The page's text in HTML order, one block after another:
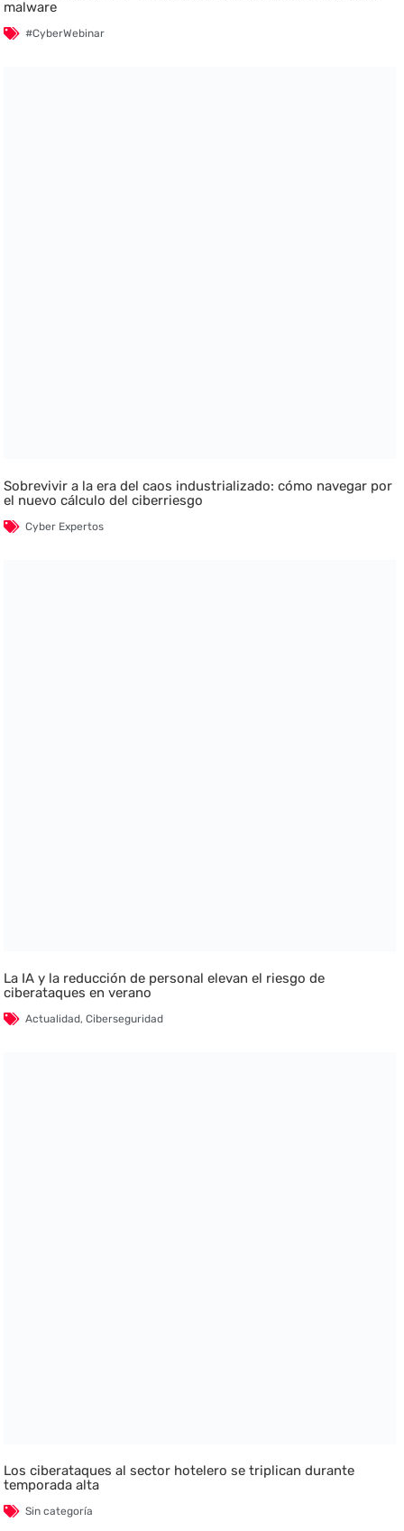
malware
#CyberWebinar
Sobrevivir a la era del caos industrializado: cómo navegar por
el nuevo cálculo del ciberriesgo
Cyber Expertos
La IA y la reducción de personal elevan el riesgo de
ciberataques en verano
Actualidad,Ciberseguridad
Los ciberataques al sector hotelero se triplican durante
temporada alta
Sin categoría